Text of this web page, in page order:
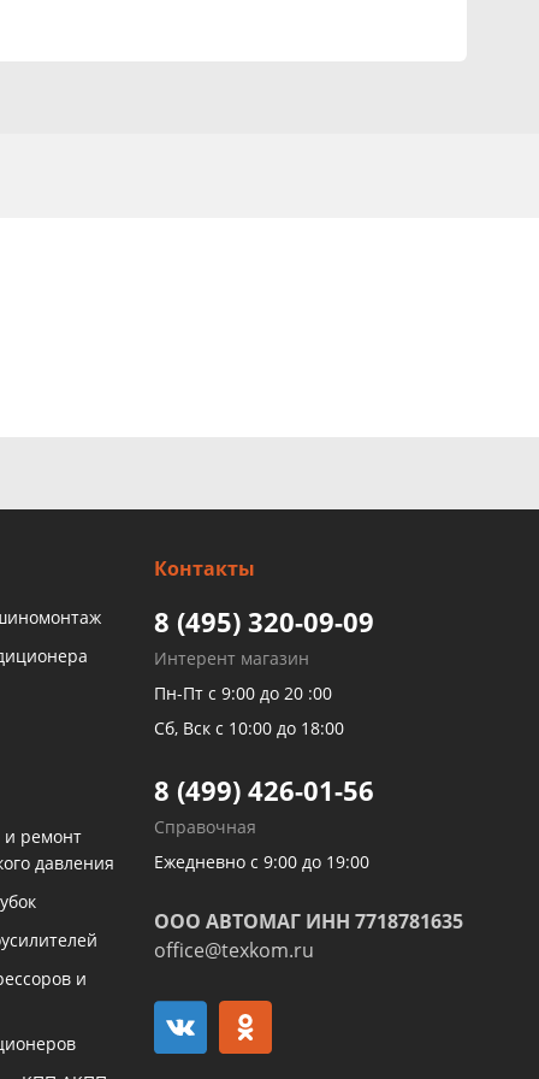
и ремонт
давления
и
Контакты
8 (495) 320-09-09
Интерент магазин
Пн-Пт с 9:00 до 20 :00
Сб, Вск с 10:00 до 18:00
8 (499) 426-01-56
Справочная
Ежедневно с 9:00 до 19:00
ООО АВТОМАГ ИНН 7718781635
office@texkom.ru